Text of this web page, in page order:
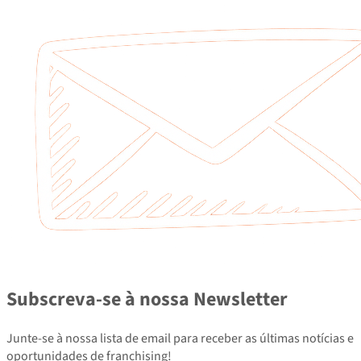
Subscreva-se à nossa Newsletter
Junte-se à nossa lista de email para receber as últimas notícias e
oportunidades de franchising!